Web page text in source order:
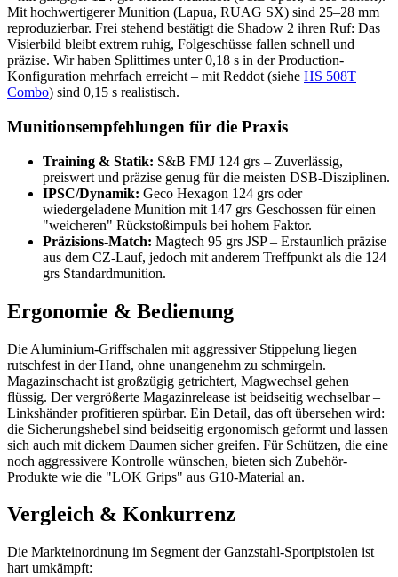
Mit hochwertigerer Munition (Lapua, RUAG SX) sind 25–28 mm
reproduzierbar. Frei stehend bestätigt die Shadow 2 ihren Ruf: Das
Visierbild bleibt extrem ruhig, Folgeschüsse fallen schnell und
präzise. Wir haben Splittimes unter 0,18 s in der Production-
Konfiguration mehrfach erreicht – mit Reddot (siehe HS 508T
Combo) sind 0,15 s realistisch.
Munitionsempfehlungen für die Praxis
Training & Statik: S&B FMJ 124 grs – Zuverlässig,
preiswert und präzise genug für die meisten DSB-Disziplinen.
IPSC/Dynamik: Geco Hexagon 124 grs oder
wiedergeladene Munition mit 147 grs Geschossen für einen
"weicheren" Rückstoßimpuls bei hohem Faktor.
Präzisions-Match: Magtech 95 grs JSP – Erstaunlich präzise
aus dem CZ-Lauf, jedoch mit anderem Treffpunkt als die 124
grs Standardmunition.
Ergonomie & Bedienung
Die Aluminium-Griffschalen mit aggressiver Stippelung liegen
rutschfest in der Hand, ohne unangenehm zu schmirgeln.
Magazinschacht ist großzügig getrichtert, Magwechsel gehen
flüssig. Der vergrößerte Magazinrelease ist beidseitig wechselbar –
Linkshänder profitieren spürbar. Ein Detail, das oft übersehen wird:
die Sicherungshebel sind beidseitig ergonomisch geformt und lassen
sich auch mit dickem Daumen sicher greifen. Für Schützen, die eine
noch aggressivere Kontrolle wünschen, bieten sich Zubehör-
Produkte wie die "LOK Grips" aus G10-Material an.
Vergleich & Konkurrenz
Die Markteinordnung im Segment der Ganzstahl-Sportpistolen ist
hart umkämpft: